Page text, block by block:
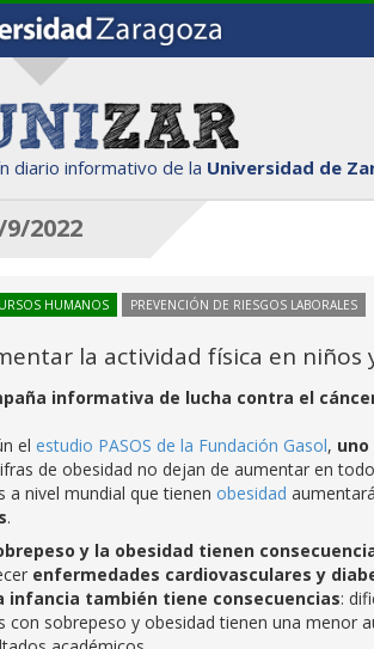
diario informativo de la Universidad de
9/2022
HUMANOS PREVENCIÓN DE RIESGOS LABORALES
la actividad física en niños
informativa de lucha contra el
el estudio PASOS de la Fundación Gasol,
de obesidad no dejan de aumentar en
a nivel mundial que tienen obesidad
.
y la obesidad tienen
enfermedades cardiovasculares y
infancia también tiene consecuencias:
con sobrepeso y obesidad tienen una menor